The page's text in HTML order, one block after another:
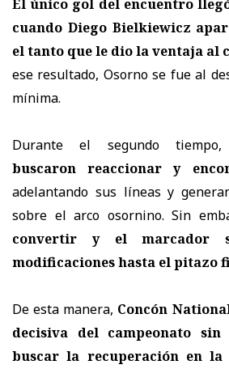
El único gol del encuentro
cuando Diego Bielkiewicz
el tanto que le dio la ventaja al
ese resultado, Osorno se fue al
mínima.
Durante el segundo tiempo,
buscaron reaccionar y
adelantando sus líneas y
sobre el arco osornino. Sin
convertir y el marcador
modificaciones hasta el pitazo
De esta manera, Concón
decisiva del campeonato
buscar la recuperación en